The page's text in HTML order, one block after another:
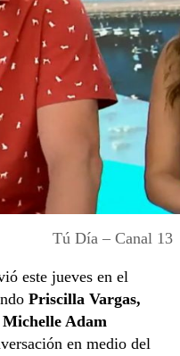
Tú Día – Canal 13
este jueves en el
Priscilla Vargas,
Michelle Adam
en medio del